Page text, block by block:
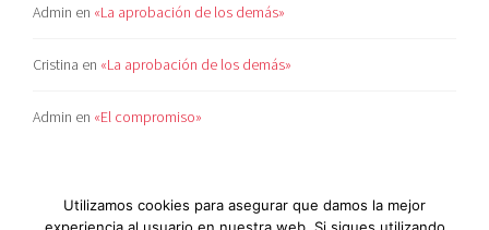
Admin en «La aprobación de los demás»
Cristina en «La aprobación de los demás»
Admin en «El compromiso»
Utilizamos cookies para asegurar que damos la mejor